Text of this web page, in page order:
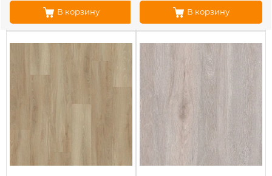
В корзину В корзину